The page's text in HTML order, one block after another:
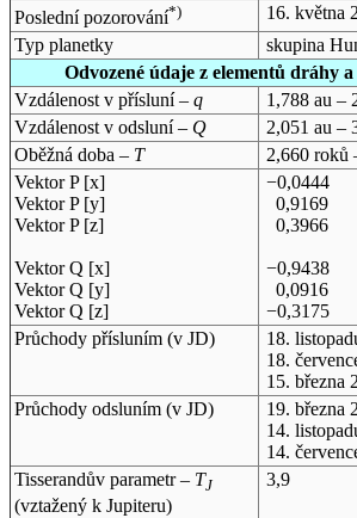
Poslední pozorování*)
16. května
Typ planetky
skupina
Odvozené údaje z elementů dráhy
Vzdálenost v přísluní – q
1,788 au –
Vzdálenost v odsluní – Q
2,051 au –
Oběžná doba – T
2,660 roků
Vektor P [x]
Vektor P [y]
Vektor P [z]
Vektor Q [x]
Vektor Q [y]
Vektor Q [z]
−0,0444
0,9169
0,3966
−0,9438
0,0916
−0,3175
Průchody přísluním (v JD) 18.
18.
15. března
Průchody odsluním (v JD) 19. března
14.
14.
Tisserandův parametr – TJ
(vztažený k Jupiteru)
3,9